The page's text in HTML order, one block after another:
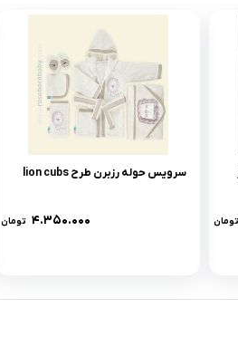
تومان
سرویس حوله رزبرن طرح lion cubs
۴.۳۵۰.۰۰۰ تومان